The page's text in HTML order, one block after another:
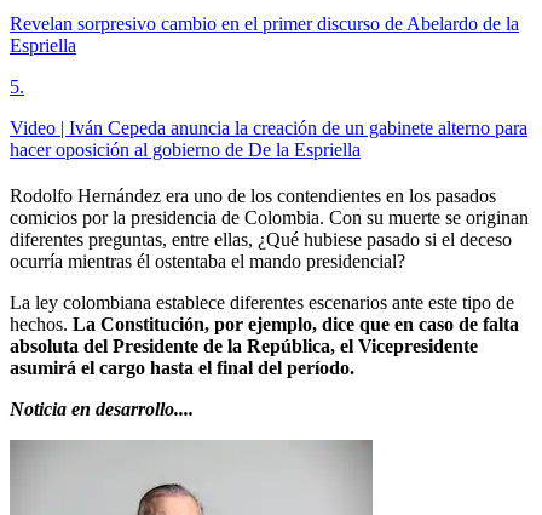
Revelan sorpresivo cambio en el primer discurso de Abelardo de la
Espriella
5.
Video | Iván Cepeda anuncia la creación de un gabinete alterno para
hacer oposición al gobierno de De la Espriella
Rodolfo Hernández era uno de los contendientes en los pasados
comicios por la presidencia de Colombia. Con su muerte se originan
diferentes preguntas, entre ellas, ¿Qué hubiese pasado si el deceso
ocurría mientras él ostentaba el mando presidencial?
La ley colombiana establece diferentes escenarios ante este tipo de
hechos. La Constitución, por ejemplo, dice que en caso de falta
absoluta del Presidente de la República, el Vicepresidente
asumirá el cargo hasta el final del período.
Noticia en desarrollo....